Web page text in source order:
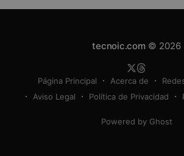
tecnoic.com © 2026
Página Principal Acerca de
Aviso Legal
Política de Privacidad
Powered by Ghost